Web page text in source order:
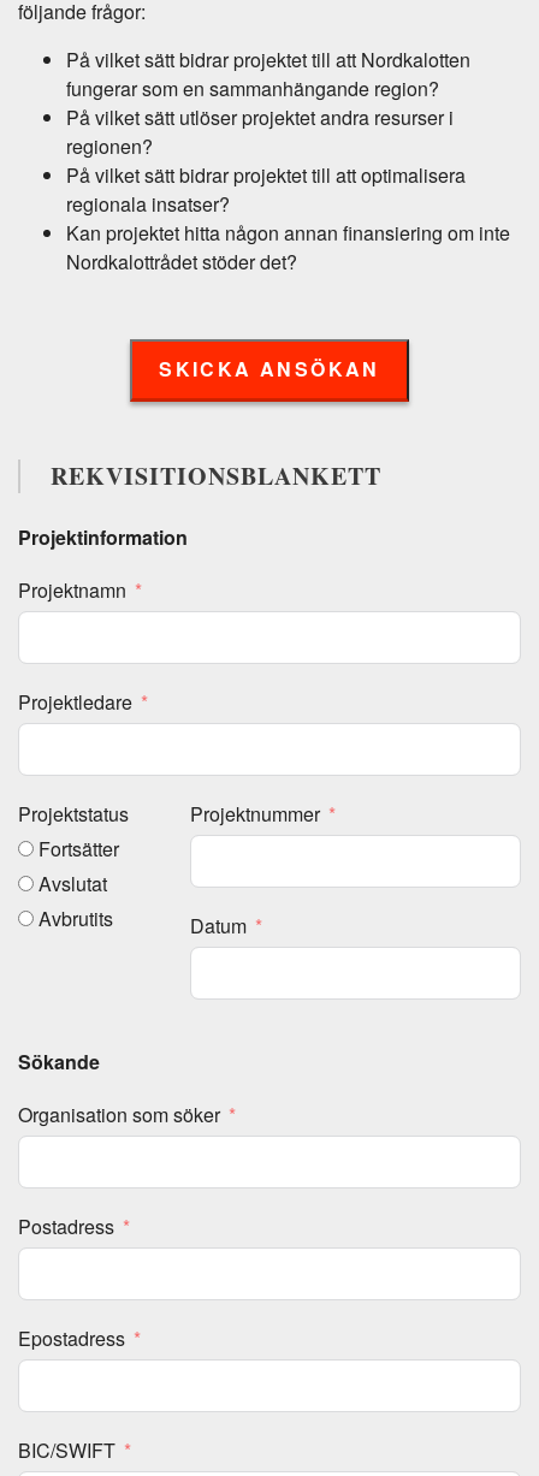
följande frågor:
På vilket sätt bidrar projektet till att Nordkalotten
fungerar som en sammanhängande region?
På vilket sätt utlöser projektet andra resurser i
regionen?
På vilket sätt bidrar projektet till att optimalisera
regionala insatser?
Kan projektet hitta någon annan finansiering om inte
Nordkalottrådet stöder det?
SKICKA ANSÖKAN
REKVISITIONSBLANKETT
Projektinformation
Projektnamn
Projektledare
Projektnummer
Datum
Projektstatus
Fortsätter
Avslutat
Avbrutits
Sökande
Organisation som söker
Postadress
Epostadress
BIC/SWIFT